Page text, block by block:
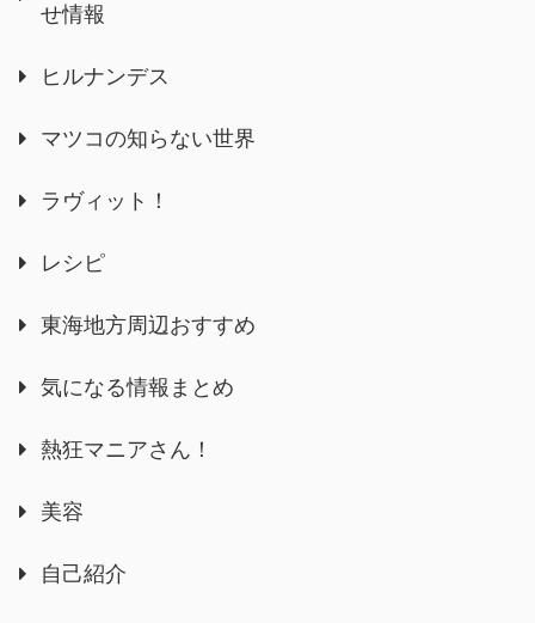
せ情報
ヒルナンデス
マツコの知らない世界
ラヴィット！
レシピ
東海地方周辺おすすめ
気になる情報まとめ
熱狂マニアさん！
美容
自己紹介